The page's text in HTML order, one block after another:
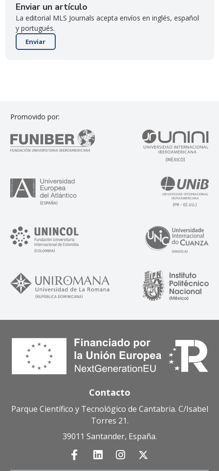
Enviar un artículo
La editorial MLS Journals acepta envíos en inglés, español
y portugués.
Enviar
Promovido por:
Contacto
Parque Científico y Tecnológico de Cantabria. C/Isabel
Torres 21.
39011 Santander, España.